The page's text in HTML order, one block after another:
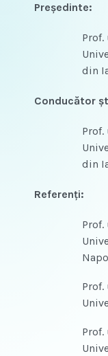
Preşedinte:
Prof.
din
Conducător
Prof.
din
Referenţi:
Prof.
Prof.
Prof.